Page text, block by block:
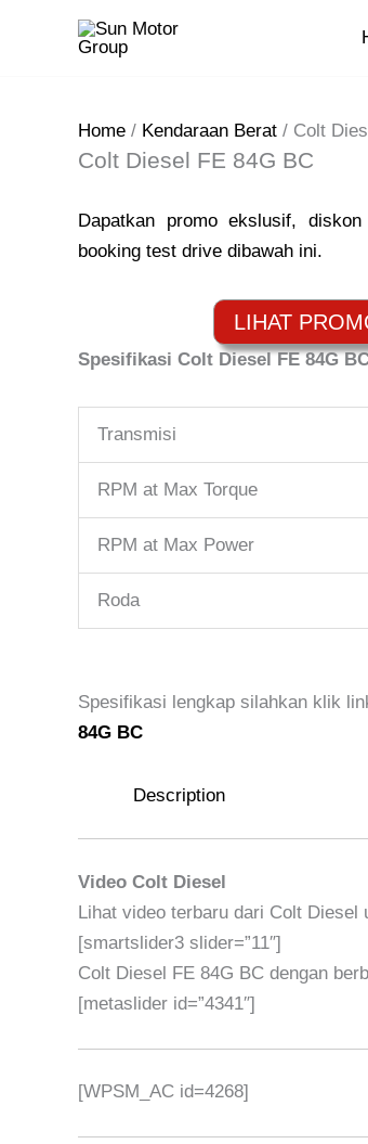
Home / Kendaraan Berat / Colt
Colt Diesel FE 84G BC
Dapatkan promo ekslusif,
booking test drive dibawah ini.
Spesifikasi Colt Diesel FE 84G
Transmisi
RPM at Max Torque
RPM at Max Power
Roda
Spesifikasi lengkap silahkan klik
84G BC
Description
Video Colt Diesel
Lihat video terbaru dari Colt Diesel
[smartslider3 slider=”11″]
Colt Diesel FE 84G BC dengan
[metaslider id=”4341″]
[WPSM_AC id=4268]